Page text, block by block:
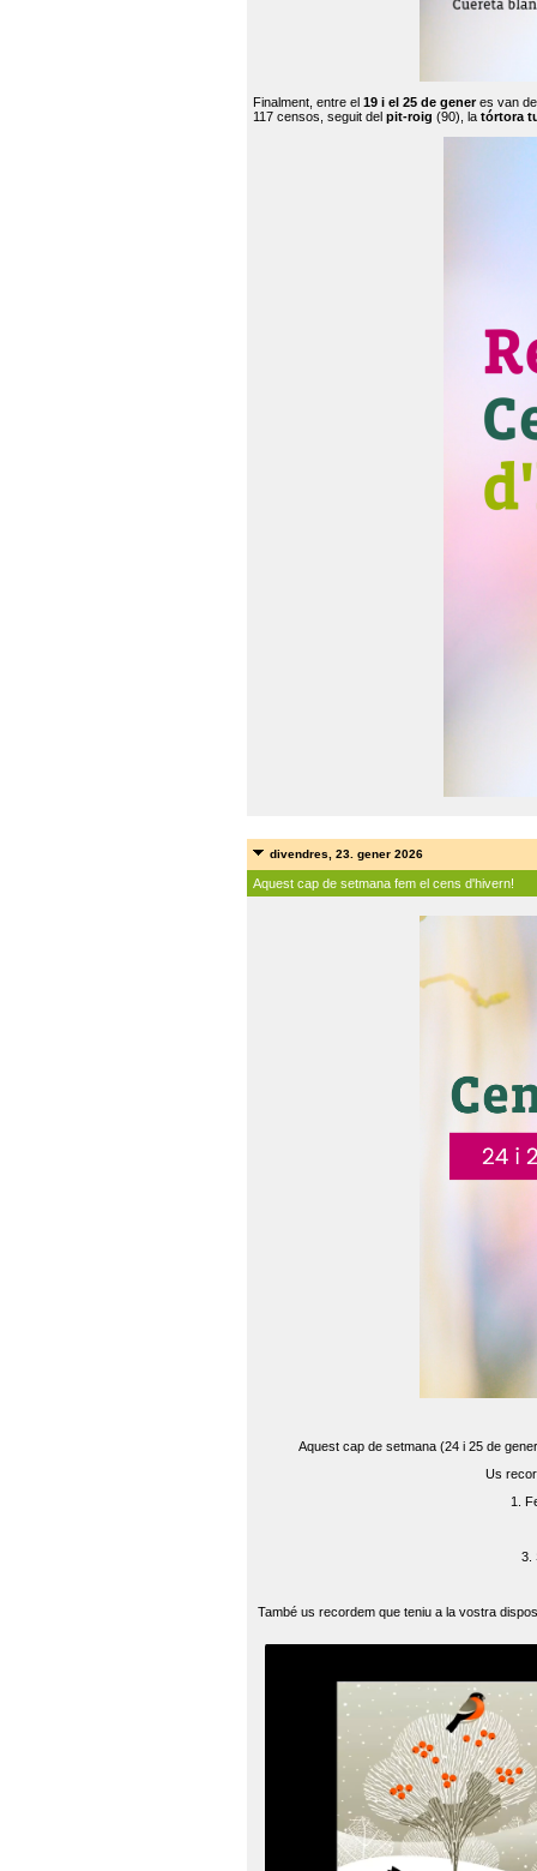
Finalment, entre el 19 i el 25 de generes van
117 censos, seguit del pit-roig (90), la tórtora
divendres, 23. gener 2026
Aquest cap de setmana fem el cens d'hivern!
Aquest cap de setmana (24 i 25 de
Us
1.
3.
També us recordem que teniu a la vostra